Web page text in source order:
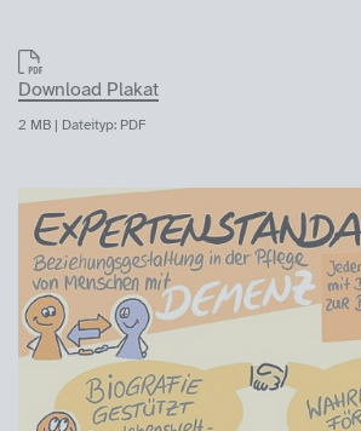
Download Plakat
2 MB | Dateityp: PDF